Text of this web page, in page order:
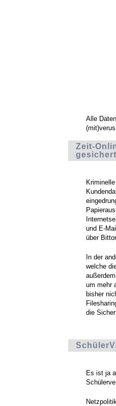
Alle
Zeit-
gesichert
und E-
über
In der
welche
um mehr
bisher
die
Es ist ja
Netzpolitik